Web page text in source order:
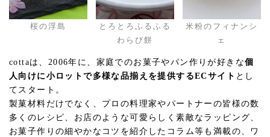
桜の浮島
とろとろふるふる
わらび餅
米粉のフィナンシ
ェ
cottaは、2006年に、家庭でのお菓子やパン作りが好きな個
人向けに小ロットで多様な品揃えを提供するECサイト とし
てスタート。
製菓材料だけでなく、プロの料理家やパートナーの皆様の数
多くのレシピ、お店のような可愛らしく素敵なラッピング、
お菓子作りの細やかなコツを紹介したコラム等も満載の、ワ